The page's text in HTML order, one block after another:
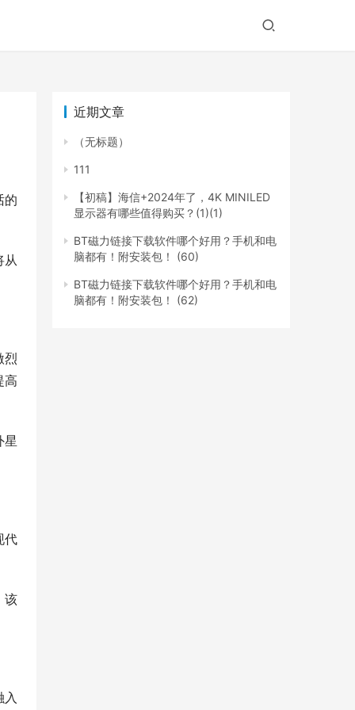
的
从
烈
高
星
代
该
入
近期文章
（无标题）
111
【初稿】海信+2024年了，4K MINILED
显示器有哪些值得购买？(1)(1)
BT磁力链接下载软件哪个好用？手机和电
脑都有！附安装包！ (60)
BT磁力链接下载软件哪个好用？手机和电
脑都有！附安装包！ (62)